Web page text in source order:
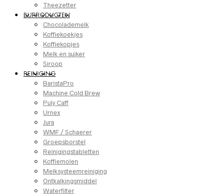
Theezetter
BIJPRODUCTEN
Chocolademelk
Koffiekoekjes
Koffiekopjes
Melk en suiker
Siroop
REINIGING
BaristaPro
Machine Cold Brew
Puly Caff
Urnex
Jura
WMF / Schaerer
Groepsborstel
Reinigingstabletten
Koffiemolen
Melksysteemreiniging
Ontkalkingsmiddel
Waterfilter